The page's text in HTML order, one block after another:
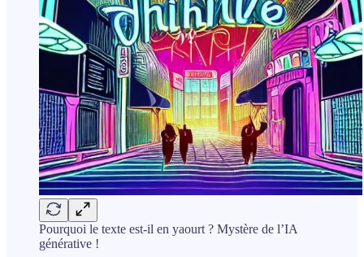
Pourquoi le texte est-il en yaourt ? Mystère de l’IA
générative !